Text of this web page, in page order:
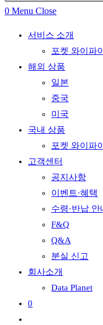
search
0 Menu Close
서비스 소개
포켓 와이파이
해외 상품
일본
중국
미국
국내 상품
포켓 와이파
고객센터
공지사항
이벤트·혜택
수령·반납 안
F&Q
Q&A
분실 신고
회사소개
Data Planet
0